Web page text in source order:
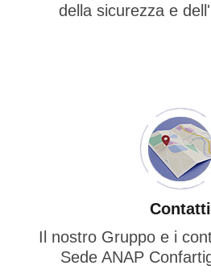
della sicurezza e
Contatti
Il nostro Gruppo e i
Sede ANAP